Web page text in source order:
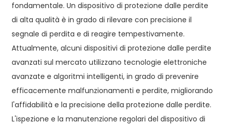
fondamentale. Un dispositivo di protezione dalle perdite
di alta qualità è in grado di rilevare con precisione il
segnale di perdita e di reagire tempestivamente.
Attualmente, alcuni dispositivi di protezione dalle perdite
avanzati sul mercato utilizzano tecnologie elettroniche
avanzate e algoritmi intelligenti, in grado di prevenire
efficacemente malfunzionamenti e perdite, migliorando
l'affidabilità e la precisione della protezione dalle perdite.
L'ispezione e la manutenzione regolari del dispositivo di